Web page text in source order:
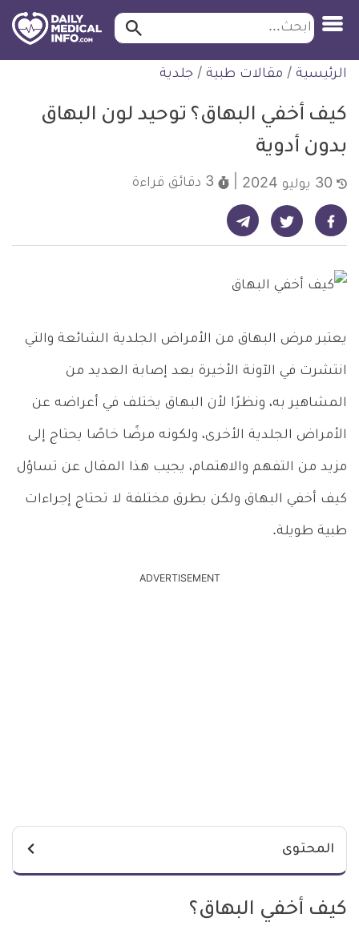
التخطي
للمحتوى
ابحث ابحث…
الرئيسية / مقالات طبية / جلدية
كيف أخفي البهاق؟ توحيد لون البهاق
بدون أدوية
3 دقائق قراءة
شارك على فيسبوك - ديلي ميديكال انفو شارك على تويتر - ديلي ميديكال انفو شارك على تيليجرام - ديلي ميديكال انفو
يعتبر مرض البهاق من الأمراض الجلدية الشائعة والتي
انتشرت في الآونة الأخيرة بعد إصابة العديد من
المشاهير به، ونظرًا لأن البهاق يختلف في أعراضه عن
الأمراض الجلدية الأخرى، ولكونه مرضًا خاصًا يحتاج إلى
مزيد من التفهم والاهتمام، يجيب هذا المقال عن تساؤل
كيف أخفي البهاق ولكن بطرق مختلفة لا تحتاج إجراءات
طبية طويلة.
ADVERTISEMENT
المحتوى
كيف أخفي البهاق؟